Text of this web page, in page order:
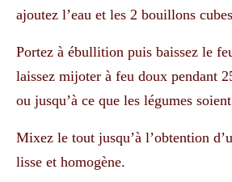
ajoutez l’eau et les 2 bouillons
Portez à ébullition puis baissez le
laissez mijoter à feu doux pendant
ou jusqu’à ce que les légumes
Mixez le tout jusqu’à l’obtention
lisse et homogène.